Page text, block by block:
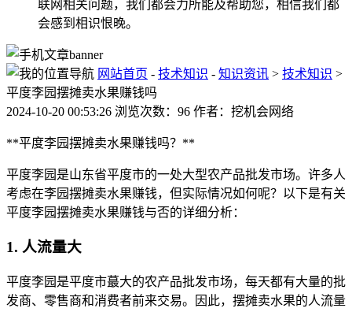
联网相关问题，我们都会力所能及帮助您，相信我们都
会感到相识恨晚。
网站首页 - 技术知识 - 知识资讯 > 技术知识 >
平度李园摆摊卖水果赚钱吗
2024-10-20 00:53:26 浏览次数：96 作者：挖机会网络
**平度李园摆摊卖水果赚钱吗？**
平度李园是山东省平度市的一处大型农产品批发市场。许多人
考虑在李园摆摊卖水果赚钱，但实际情况如何呢？以下是有关
平度李园摆摊卖水果赚钱与否的详细分析：
1. 人流量大
平度李园是平度市蕞大的农产品批发市场，每天都有大量的批
发商、零售商和消费者前来交易。因此，摆摊卖水果的人流量